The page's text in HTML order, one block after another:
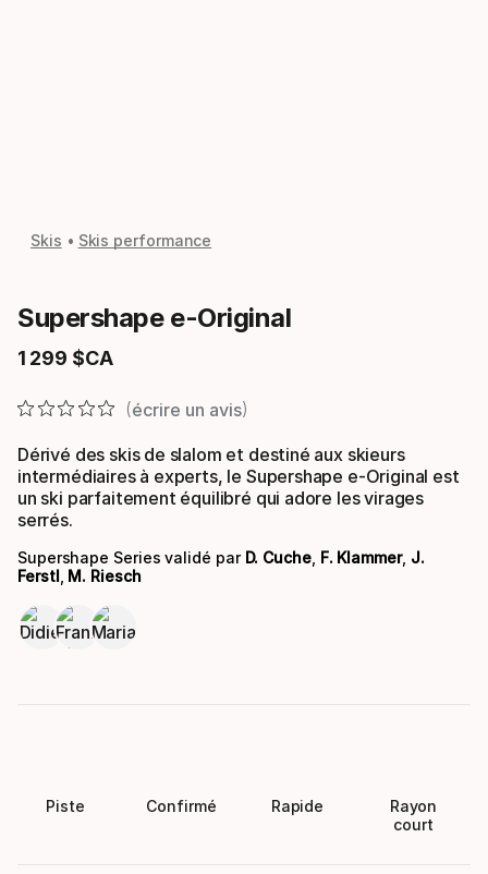
Skis Skis performance
Supershape e-Original
1 299 $CA
Prix final
écrire un avis
Dérivé des skis de slalom et destiné aux skieurs
intermédiaires à experts, le Supershape e-Original est
un ski parfaitement équilibré qui adore les virages
serrés.
Supershape Series validé par D. Cuche, F. Klammer, J.
Ferstl M. Riesch
Piste Confirmé Rapide
Rayon
court